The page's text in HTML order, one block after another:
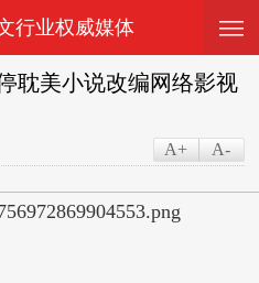
—
—
—
行业权威媒体
耽美小说改编网络影视
A+ A-